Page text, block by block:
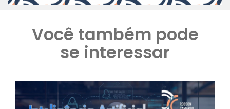
Você também pode
se interessar